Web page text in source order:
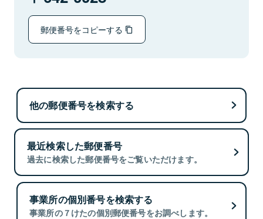
郵便番号をコピーする
他の郵便番号を検索する
最近検索した郵便番号
過去に検索した郵便番号をご覧いただけます。
事業所の個別番号を検索する
事業所の７けたの個別郵便番号をお調べします。